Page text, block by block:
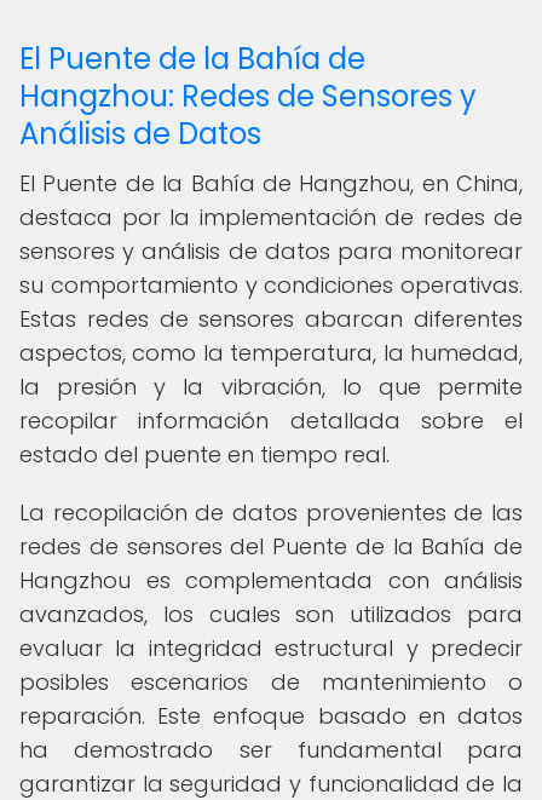
El Puente de la Bahía de
Hangzhou: Redes de Sensores y
Análisis de Datos
El Puente de la Bahía de Hangzhou, en China,
destaca por la implementación de redes de
sensores y análisis de datos para monitorear
su comportamiento y condiciones operativas.
Estas redes de sensores abarcan diferentes
aspectos, como la temperatura, la humedad,
la presión y la vibración, lo que permite
recopilar información detallada sobre el
estado del puente en tiempo real.
La recopilación de datos provenientes de las
redes de sensores del Puente de la Bahía de
Hangzhou es complementada con análisis
avanzados, los cuales son utilizados para
evaluar la integridad estructural y predecir
posibles escenarios de mantenimiento o
reparación. Este enfoque basado en datos
ha demostrado ser fundamental para
garantizar la seguridad y funcionalidad de la